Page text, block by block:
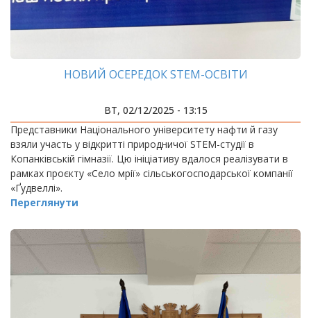
НОВИЙ ОСЕРЕДОК STEM-ОСВІТИ
ВТ, 02/12/2025 - 13:15
Представники Національного університету нафти й газу
взяли участь у відкритті природничої STEM-студії в
Копанківській гімназії. Цю ініціативу вдалося реалізувати в
рамках проєкту «Село мрії» сільськогосподарської компанії
«Ґудвеллі».
Переглянути